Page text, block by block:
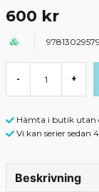
600 kr
- +
Hämta i butik utan
Vi kan serier sedan
Beskrivning